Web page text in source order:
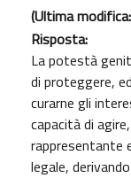
(Ultima
Risposta:
La potestà
di proteggere,
curarne gli
capacità di
rappresentante
legale,